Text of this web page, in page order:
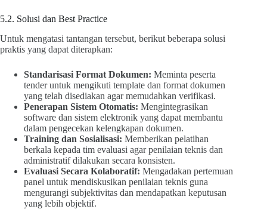
5.2. Solusi dan Best Practice
Untuk mengatasi tantangan tersebut, berikut beberapa solusi
praktis yang dapat diterapkan:
Standarisasi Format Dokumen: Meminta peserta
tender untuk mengikuti template dan format dokumen
yang telah disediakan agar memudahkan verifikasi.
Penerapan Sistem Otomatis: Mengintegrasikan
software dan sistem elektronik yang dapat membantu
dalam pengecekan kelengkapan dokumen.
Training dan Sosialisasi: Memberikan pelatihan
berkala kepada tim evaluasi agar penilaian teknis dan
administratif dilakukan secara konsisten.
Evaluasi Secara Kolaboratif: Mengadakan pertemuan
panel untuk mendiskusikan penilaian teknis guna
mengurangi subjektivitas dan mendapatkan keputusan
yang lebih objektif.